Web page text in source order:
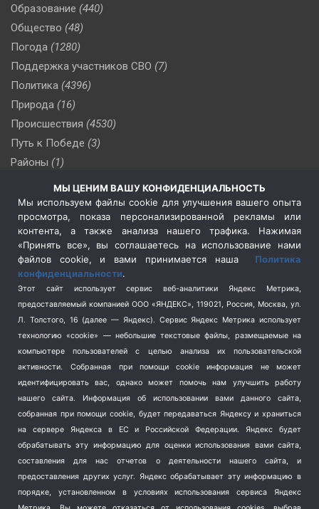
Образование (440)
Общество (48)
Погода (1280)
Поддержка участников СВО (7)
Политика (4396)
Природа (16)
Происшествия (4530)
Путь к Победе (3)
Районы (1)
(509)
Сельское хозяйство (3)
Социальная политика
(3)
Спецоперация в Украине
Спецоперация на Украине
(404)
Спорт (740)
Терроризм (1)
Транспорт (262)
Туризм (178)
Школа и спорт (2)
Экология (8)
Экономика (1172)
МЫ ЦЕНИМ ВАШУ КОНФИДЕНЦИАЛЬНОСТЬ
Мы используем файлы cookie для улучшения вашего опыта
просмотра, показа персонализированной рекламы или
контента, а также анализа нашего трафика. Нажимая
«Принять все», вы соглашаетесь на использование нами
файлов cookie, и вами принимается наша Политика
конфиденциальности.
Этот сайт использует сервис веб-аналитики Яндекс Метрика,
предоставляемый компанией ООО «ЯНДЕКС», 119021, Россия, Москва, ул.
Л. Толстого, 16 (далее — Яндекс). Сервис Яндекс Метрика использует
технологию «cookie» — небольшие текстовые файлы, размещаемые на
компьютере пользователей с целью анализа их пользовательской
активности.
Собранная при помощи cookie информация не может
идентифицировать вас, однако может помочь нам улучшить работу
нашего сайта. Информация об использовании вами данного сайта,
собранная при помощи cookie, будет передаваться Яндексу и храниться
на сервере Яндекса в ЕС и Российской Федерации. Яндекс будет
обрабатывать эту информацию для оценки использования вами сайта,
составления для нас отчетов о деятельности нашего сайта, и
предоставления других услуг. Яндекс обрабатывает эту информацию в
порядке, установленном в условиях использования сервиса Яндекс